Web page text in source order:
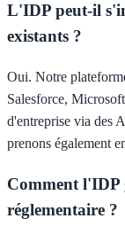
L'IDP peut-il
existants ?
Oui. Notre
Salesforce,
d'entreprise via des
prenons également
Comment l'IDP
réglementaire ?